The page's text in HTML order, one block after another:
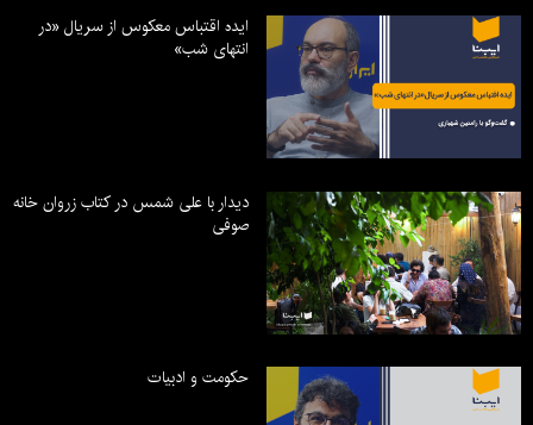
ایده اقتباس معکوس از سریال «در
انتهای شب»
دیدار با علی شمس در کتاب زروان خانه
صوفی
حکومت و ادبیات